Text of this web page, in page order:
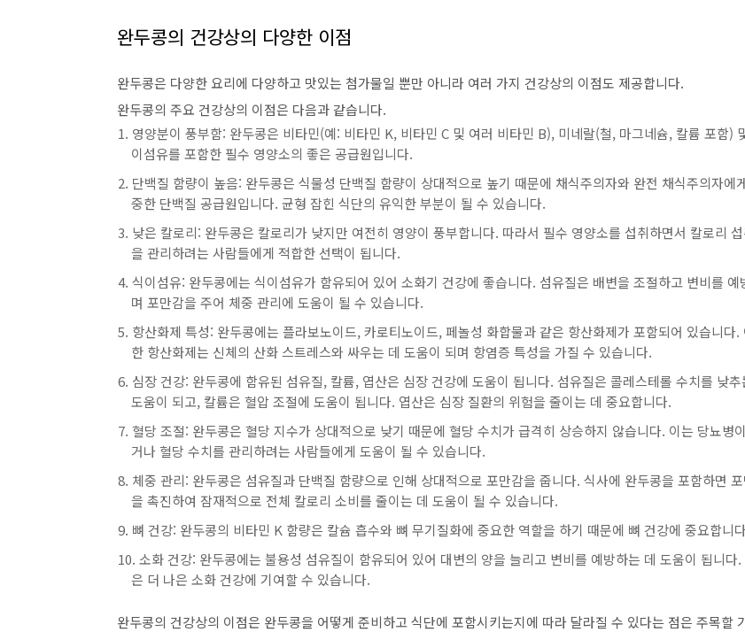
완두콩의 건강상의 다양한 이점
완두콩은 다양한 요리에 다양하고 맛있는 첨가물일 뿐만 아니라 여러 가지 건강상의 이점도 제공합니다.
완두콩의 주요 건강상의 이점은 다음과 같습니다.
영양분이 풍부함: 완두콩은 비타민(예: 비타민 K, 비타민 C 및 여러 비타민 B), 미네랄(철, 마그네슘, 칼륨 포함)
이섬유를 포함한 필수 영양소의 좋은 공급원입니다.
단백질 함량이 높음: 완두콩은 식물성 단백질 함량이 상대적으로 높기 때문에 채식주의자와 완전 채식주의자에
중한 단백질 공급원입니다. 균형 잡힌 식단의 유익한 부분이 될 수 있습니다.
낮은 칼로리: 완두콩은 칼로리가 낮지만 여전히 영양이 풍부합니다. 따라서 필수 영양소를 섭취하면서 칼로리
을 관리하려는 사람들에게 적합한 선택이 됩니다.
식이섬유: 완두콩에는 식이섬유가 함유되어 있어 소화기 건강에 좋습니다. 섬유질은 배변을 조절하고 변비를 예
며 포만감을 주어 체중 관리에 도움이 될 수 있습니다.
항산화제 특성: 완두콩에는 플라보노이드, 카로티노이드, 페놀성 화합물과 같은 항산화제가 포함되어 있습니다.
한 항산화제는 신체의 산화 스트레스와 싸우는 데 도움이 되며 항염증 특성을 가질 수 있습니다.
심장 건강: 완두콩에 함유된 섬유질, 칼륨, 엽산은 심장 건강에 도움이 됩니다. 섬유질은 콜레스테롤 수치를 낮추
도움이 되고, 칼륨은 혈압 조절에 도움이 됩니다. 엽산은 심장 질환의 위험을 줄이는 데 중요합니다.
혈당 조절: 완두콩은 혈당 지수가 상대적으로 낮기 때문에 혈당 수치가 급격히 상승하지 않습니다. 이는 당뇨병
거나 혈당 수치를 관리하려는 사람들에게 도움이 될 수 있습니다.
체중 관리: 완두콩은 섬유질과 단백질 함량으로 인해 상대적으로 포만감을 줍니다. 식사에 완두콩을 포함하면
을 촉진하여 잠재적으로 전체 칼로리 소비를 줄이는 데 도움이 될 수 있습니다.
뼈 건강: 완두콩의 비타민 K 함량은 칼슘 흡수와 뼈 무기질화에 중요한 역할을 하기 때문에 뼈 건강에 중요합니
소화 건강: 완두콩에는 불용성 섬유질이 함유되어 있어 대변의 양을 늘리고 변비를 예방하는 데 도움이 됩니다.
은 더 나은 소화 건강에 기여할 수 있습니다.
완두콩의 건강상의 이점은 완두콩을 어떻게 준비하고 식단에 포함시키는지에 따라 달라질 수 있다는 점은 주목할